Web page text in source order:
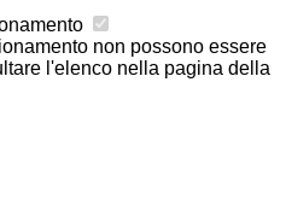
non possono essere
l'elenco nella pagina della